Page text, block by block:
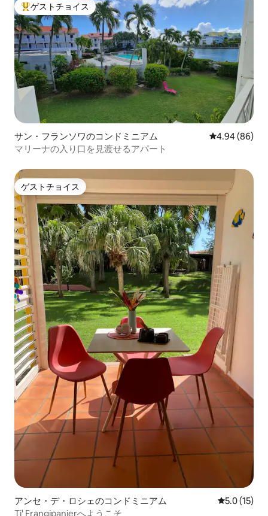
大好評のゲストチョイスです。
ゲストチョイス
サン・フランソワのコンドミニアム レビュー86件
4.94 (86)
マリーナの入り口を見渡せるアパート
ゲストチョイス
ゲストチョイス
アンセ・デ・ロシェのコンドミニアム レビュー15
5.0 (15)
Ti' Frangipanierへようこそ